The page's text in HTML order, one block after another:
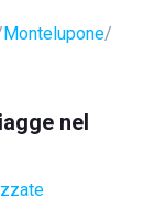
Montelupone
nel